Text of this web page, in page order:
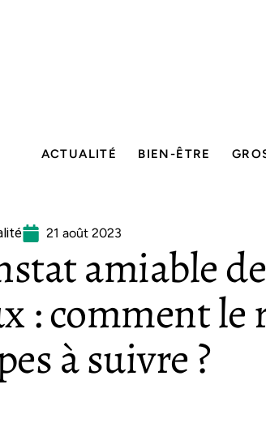
ACTUALITÉ BIEN-ÊTRE
21 août 2023
amiable
: comment le
à suivre ?